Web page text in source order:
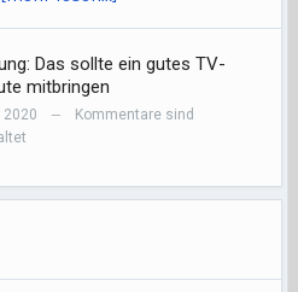
Das sollte ein gutes TV-
mitbringen
2020 —
Kommentare sind